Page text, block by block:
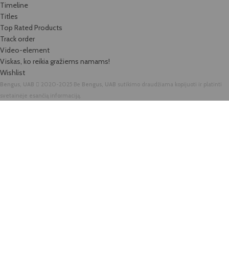
Timeline
Titles
Top Rated Products
Track order
Video-element
Viskas, ko reikia gražiems namams!
Wishlist
Bengus, UAB 2020-2025 Be Bengus, UAB sutikimo draudžiama kopijuoti ir platinti
svetainėje esančią informaciją.